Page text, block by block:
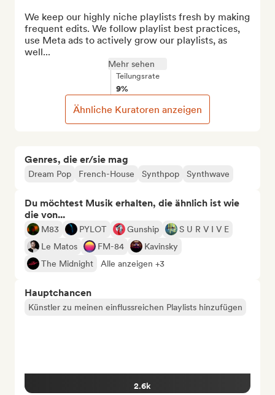
Genres, die er/sie mag
Dream Pop French-House Synthpop Synthwave
Du möchtest Musik erhalten, die ähnlich ist wie
die von...
M83 PYLOT Gunship
S U R V I V E
Le Matos
FM-84
Kavinsky
The Midnight
Alle anzeigen +3
Hauptchancen
Künstler zu meinen einflussreichen Playlists hinzufügen
2.6k
We keep our highly niche playlists fresh by making
frequent edits. We follow playlist best practices,
use Meta ads to actively grow our playlists, as
well...
Mehr sehen
Teilungsrate
9%
Ähnliche Kuratoren anzeigen